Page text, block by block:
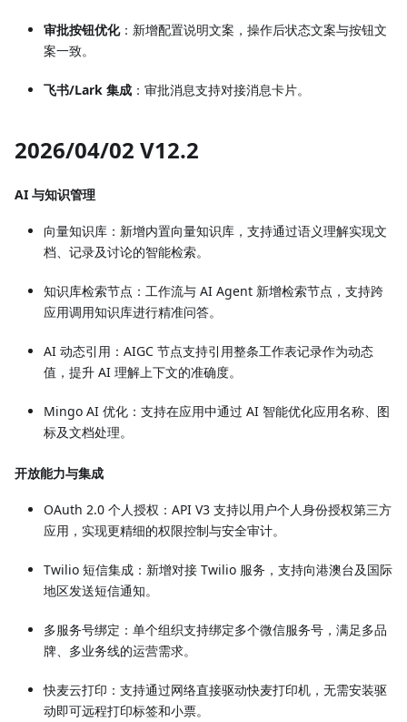
审批按钮优化：新增配置说明文案，操作后状态文案与按钮文
案一致。
飞书/Lark 集成 ：审批消息支持对接消息卡片。
2026/04/02 V12.2
AI 与知识管理
向量知识库：新增内置向量知识库，支持通过语义理解实现文
档、记录及讨论的智能检索。
知识库检索节点：工作流与 AI Agent 新增检索节点，支持跨
应用调用知识库进行精准问答。
AI 动态引用：AIGC 节点支持引用整条工作表记录作为动态
值，提升 AI 理解上下文的准确度。
Mingo AI 优化：支持在应用中通过 AI 智能优化应用名称、图
标及文档处理。
开放能力与集成
OAuth 2.0 个人授权：API V3 支持以用户个人身份授权第三方
应用，实现更精细的权限控制与安全审计。
Twilio 短信集成：新增对接 Twilio 服务，支持向港澳台及国际
地区发送短信通知。
多服务号绑定：单个组织支持绑定多个微信服务号，满足多品
牌、多业务线的运营需求。
快麦云打印：支持通过网络直接驱动快麦打印机，无需安装驱
动即可远程打印标签和小票。